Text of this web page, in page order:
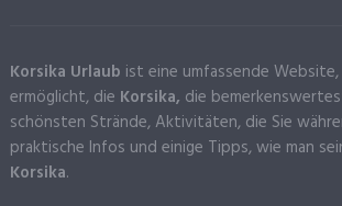
Korsika Urlaub ist eine umfassende
ermöglicht, die Korsika, die
schönsten Strände, Aktivitäten, die Sie
praktische Infos und einige Tipps, wie man
Korsika.